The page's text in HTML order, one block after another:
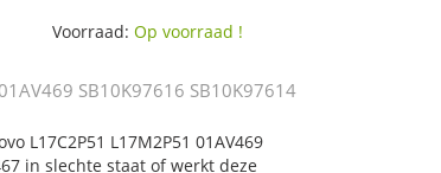
Voorraad:Op voorraad !
SB10K97616 SB10K97614
L17C2P51 L17M2P51 01AV469
in slechte staat of werkt deze